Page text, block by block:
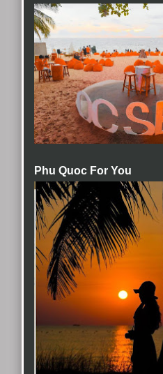
Phu Quoc For You